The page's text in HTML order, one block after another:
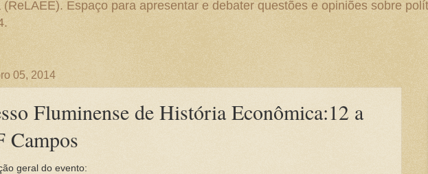
Espaço para apresentar e debater questões e opiniões sobre
05, 2014
Fluminense de História Econômica:12 a
Campos
geral do evento: